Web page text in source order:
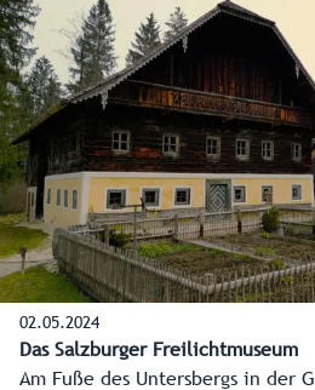
Zugang zum Museumsgelände
aktuellen Standards beim
Informations- und
02.05.2024
Das Salzburger Freilichtmuseum
Am Fuße des Untersbergs in der